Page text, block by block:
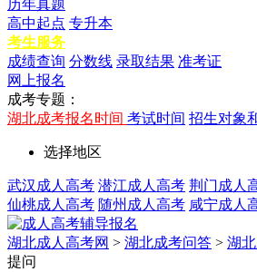
历年真题
高中起点 专升本
考生服务
成绩查询 分数线 录取结果 准考证
网上报名
成考专题：
湖北成考报名时间 考试时间 招生对象
选择地区
武汉成人高考 潜江成人高考 荆门成人
仙桃成人高考 随州成人高考 咸宁成人
湖北成人高考网 > 湖北成考问答 > 湖
提问